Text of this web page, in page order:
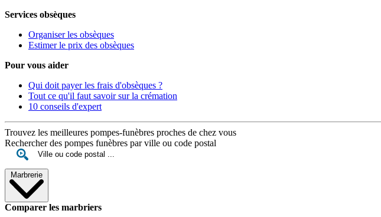
Services obsèques
Organiser les obsèques
Estimer le prix des obsèques
Pour vous aider
Qui doit payer les frais d'obsèques ?
Tout ce qu'il faut savoir sur la crémation
10 conseils d'expert
Trouvez les meilleures pompes-funèbres proches de chez vous
Rechercher des pompes funèbres par ville ou code postal
Marbrerie
Comparer les marbriers